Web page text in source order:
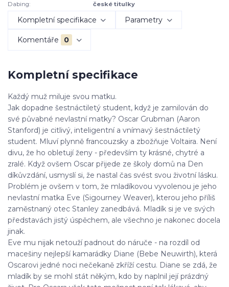
Dabing:
české titulky
Kompletní specifikace Parametry
Komentáře 0
Kompletní specifikace
Každý muž miluje svou matku.
Jak dopadne šestnáctiletý student, když je zamilován do
své půvabné nevlastní matky? Oscar Grubman (Aaron
Stanford) je citlivý, inteligentní a vnímavý šestnáctiletý
student. Mluví plynně francouzsky a zbožňuje Voltaira. Není
divu, že ho obletují ženy - především ty krásné, chytré a
zralé. Když ovšem Oscar přijede ze školy domů na Den
díkůvzdání, usmyslí si, že nastal čas svést svou životní lásku.
Problém je ovšem v tom, že mladíkovou vyvolenou je jeho
nevlastní matka Eve (Sigourney Weaver), kterou jeho příliš
zaměstnaný otec Stanley zanedbává. Mladík si je ve svých
představách jistý úspěchem, ale všechno je nakonec docela
jinak.
Eve mu nijak netouží padnout do náruče - na rozdíl od
macešiny nejlepší kamarádky Diane (Bebe Neuwirth), která
Oscarovi jedné noci nečekaně zkříží cestu. Diane se zdá, že
mladík by se mohl stát někým, kdo by naplnil její prázdný